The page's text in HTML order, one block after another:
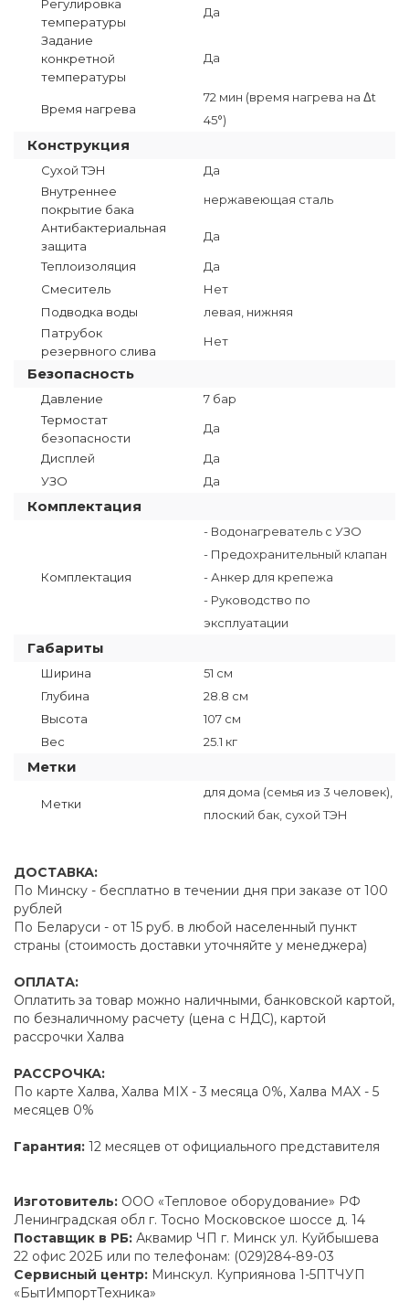
Регулировка
температуры
Да
Задание
конкретной
температуры
Да
Время нагрева
72 мин (время нагрева на Δt
45°)
Конструкция
Сухой ТЭН
Да
Внутреннее
покрытие бака
нержавеющая сталь
Антибактериальная
защита
Да
Теплоизоляция
Да
Смеситель
Нет
Подводка воды
левая, нижняя
Патрубок
резервного слива
Нет
Безопасность
Давление
7 бар
Термостат
безопасности
Да
Дисплей
Да
УЗО
Да
Комплектация
Комплектация
- Водонагреватель с УЗО
- Предохранительный клапан
- Анкер для крепежа
- Руководство по
эксплуатации
Габариты
Ширина
51 см
Глубина
28.8 см
Высота
107 см
Вес
25.1 кг
Метки
Метки
для дома (семья из 3 человек),
плоский бак, сухой ТЭН
ДОСТАВКА:
По Минску - бесплатно в течении дня при заказе от 100
рублей
По Беларуси - от 15 руб. в любой населенный пункт
страны (стоимость доставки уточняйте у менеджера)
ОПЛАТА:
Оплатить за товар можно наличными, банковской картой,
по безналичному расчету (цена с НДС), картой
рассрочки Халва
РАССРОЧКА:
По карте Халва, Халва MIX - 3 месяца 0%, Халва MAX - 5
месяцев 0%
Гарантия: 12 месяцев от официального представителя
Изготовитель: ООО «Тепловое оборудование» РФ
Ленинградская обл г. Тосно Московское шоссе д. 14
Поставщик в РБ: Аквамир ЧП г. Минск ул. Куйбышева
22 офис 202Б или по телефонам: (029)284-89-03
Сервисный центр: Минскул. Куприянова 1-5ПТЧУП
«БытИмпортТехника»